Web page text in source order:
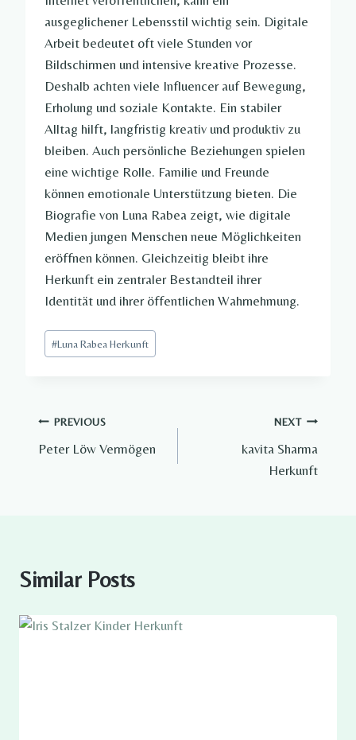
ausgeglichener Lebensstil wichtig sein. Digitale
Arbeit bedeutet oft viele Stunden vor
Bildschirmen und intensive kreative Prozesse.
Deshalb achten viele Influencer auf Bewegung,
Erholung und soziale Kontakte. Ein stabiler
Alltag hilft, langfristig kreativ und produktiv zu
bleiben. Auch persönliche Beziehungen spielen
eine wichtige Rolle. Familie und Freunde
können emotionale Unterstützung bieten. Die
Biografie von Luna Rabea zeigt, wie digitale
Medien jungen Menschen neue Möglichkeiten
eröffnen können. Gleichzeitig bleibt ihre
Herkunft ein zentraler Bestandteil ihrer
Identität und ihrer öffentlichen Wahrnehmung.
Post
Tags:
#Luna Rabea Herkunft
Post
navigation
PREVIOUS
Peter Löw Vermögen
NEXT
kavita Sharma
Herkunft
Similar Posts